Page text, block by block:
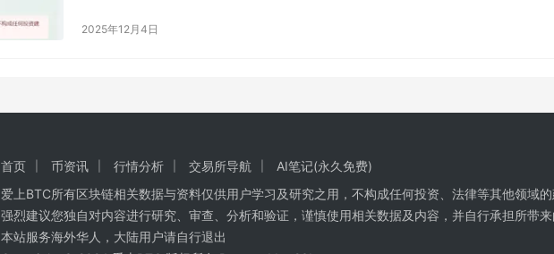
2025年12月4日
首页 币资讯 行情分析 交易所导航
AI笔记(永久免费)
爱上BTC所有区块链相关数据与资料仅供用户学习及研究之用，不构成任何投资、法律等其他领域
强烈建议您独自对内容进行研究、审查、分析和验证，谨慎使用相关数据及内容，并自行承担所带
本站服务海外华人，大陆用户请自行退出